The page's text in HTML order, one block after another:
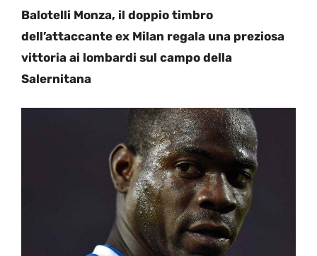
Balotelli Monza, il doppio timbro
dell’attaccante ex Milan regala una preziosa
vittoria ai lombardi sul campo della
Salernitana